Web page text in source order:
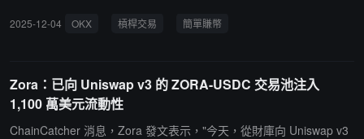
2025-12-04 OKX 槓桿交易 簡單賺幣
Zora：已向 Uniswap v3 的 ZORA-USDC 交易池注入
1,100 萬美元流動性
ChainCatcher 消息，Zora 發文表示，"今天，從財庫向 Uniswap v3